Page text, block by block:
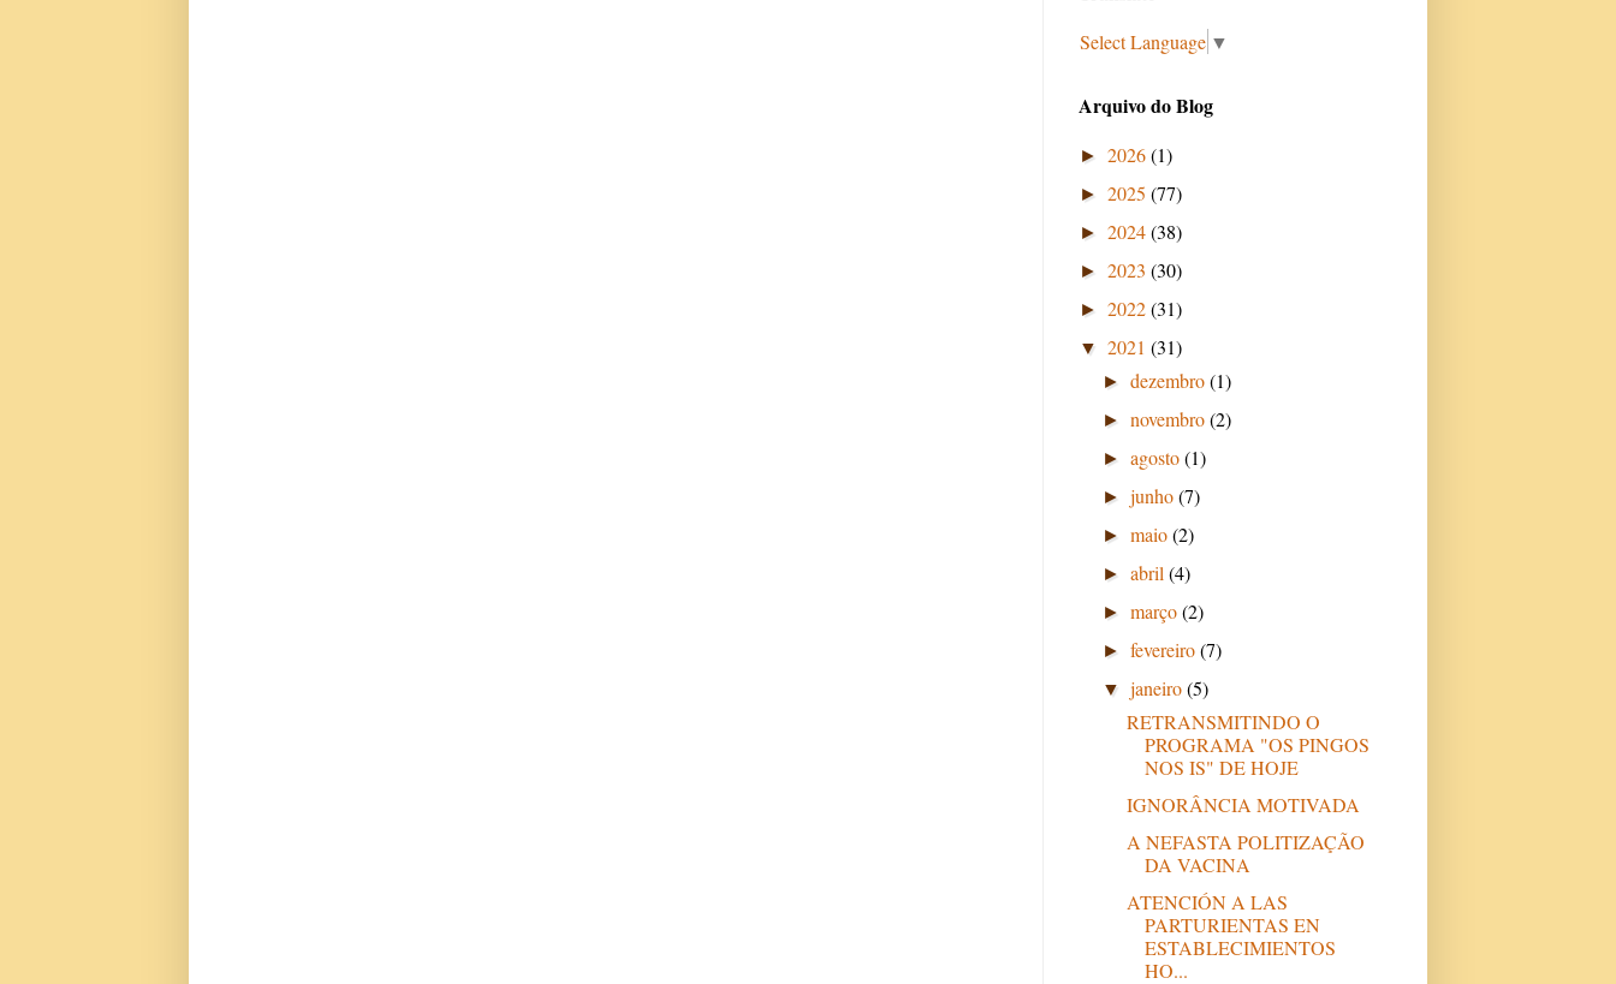
Select Language ▼
Arquivo do Blog
► 2026(1)
► 2025 (77)
► 2024(38)
► 2023 (30)
► 2022(31)
▼ 2021 (31)
►dezembro(1)
►novembro(2)
►agosto(1)
►junho(7)
►maio(2)
►abril(4)
►março(2)
►fevereiro(7)
▼janeiro(5)
RETRANSMITINDO O
PROGRAMA "OS PINGOS
NOS IS" DE HOJE
IGNORÂNCIA MOTIVADA
A NEFASTA POLITIZAÇÃO
DA VACINA
ATENCIÓN A LAS
PARTURIENTAS EN
ESTABLECIMIENTOS
HO...